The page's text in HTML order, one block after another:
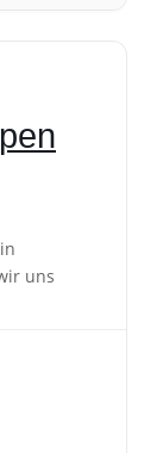
uns
Uhr